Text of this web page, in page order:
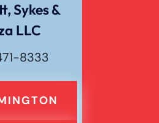
Sykes &
LLC
8333